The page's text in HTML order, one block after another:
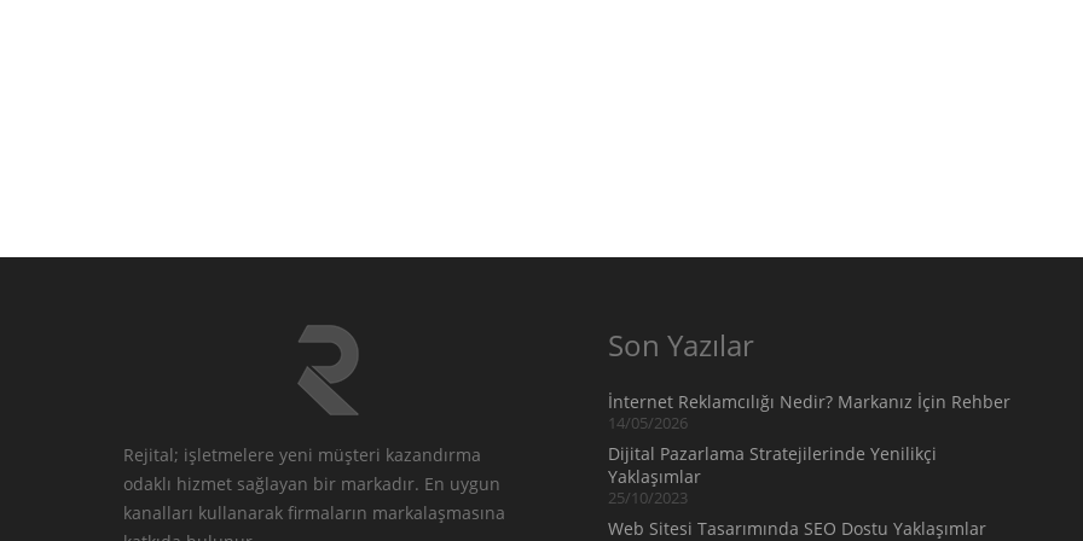
Rejital; işletmelere yeni müşteri kazandırma
odaklı hizmet sağlayan bir markadır. En uygun
kanalları kullanarak firmaların markalaşmasına
Son Yazılar
İnternet Reklamcılığı Nedir? Markanız İçin Rehber
14/05/2026
Dijital Pazarlama Stratejilerinde Yenilikçi
Yaklaşımlar
25/10/2023
Web Sitesi Tasarımında SEO Dostu Yaklaşımlar